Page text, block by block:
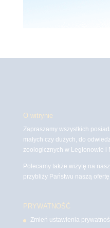
O witrynie
Zapraszamy wszystkich
małych czy dużych, do
zoologicznych w Legionowie i
Polecamy także wizytę na
przybliży Państwu naszą ofertę.
PRYWATNOŚĆ
Zmień ustawienia